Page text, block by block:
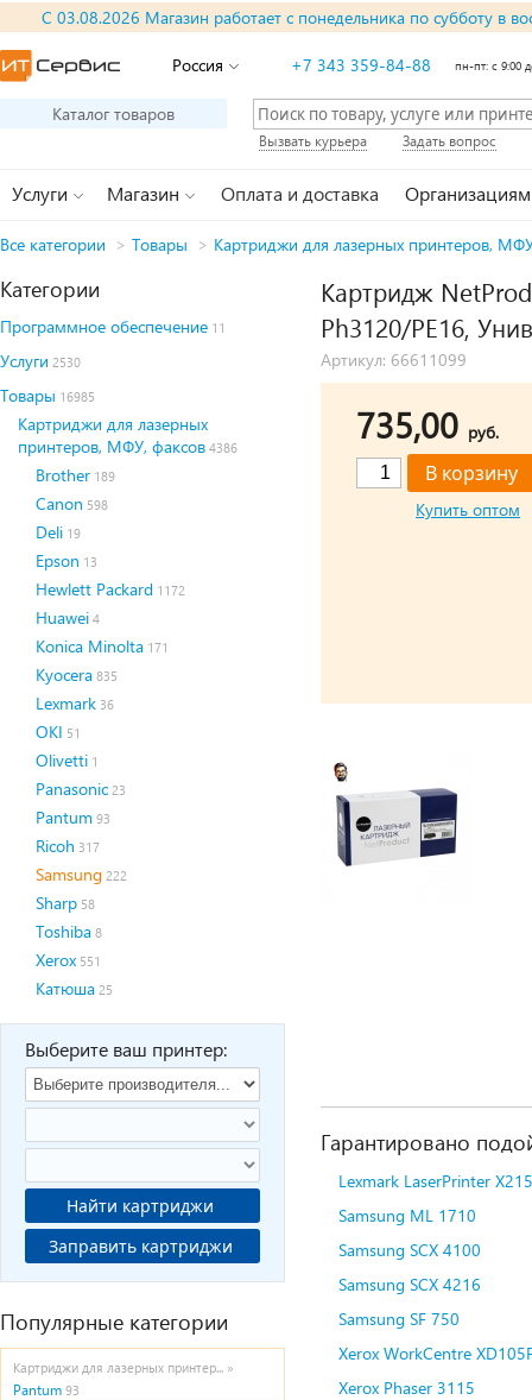
С 03.08.2026 Магазин работает с понедельника по субботу в
Россия +7 343 359-84-88 пн-пт: с 9:00
Каталог товаров
Вызвать курьера Задать вопрос
Услуги Магазин Оплата и доставка Организациям
Все категории > Товары > Картриджи для лазерных принтеров,
Категории
Программное обеспечение 11
Услуги 2530
Товары 16985
Картриджи для лазерных
принтеров, МФУ, факсов 4386
Brother 189
Canon 598
Deli 19
Epson 13
Hewlett Packard 1172
Huawei 4
Konica Minolta 171
Kyocera 835
Lexmark 36
OKI 51
Olivetti 1
Panasonic 23
Pantum 93
Ricoh 317
Samsung 222
Sharp 58
Toshiba 8
Xerox 551
Катюша 25
Выберите ваш принтер:
Найти картриджи
Заправить картриджи
Популярные категории
Картриджи для лазерных принтер... »
Pantum 93
Картридж
Ph3120/PE16,
Артикул: 66611099
735,00 руб.
Купить оптом
Гарантировано
Lexmark LaserPrinter X215
Samsung ML 1710
Samsung SCX 4100
Samsung SCX 4216
Samsung SF 750
Xerox WorkCentre
Xerox Phaser 3115